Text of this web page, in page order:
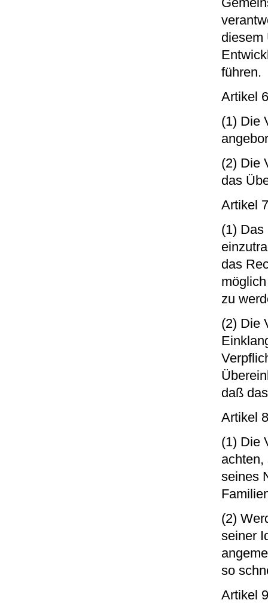
diesem
führen.
Artikel
(1) Die
(2) Die
das
Artikel
(1) Das
das
zu
(2) Die
daß
Artikel
(1) Die
achten,
seines
(2)
seiner
so
Artikel